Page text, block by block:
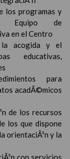
los programas y
Equipo de
en el Centro
la acogida y el
educativas,
para
acadÃ©micos
de los recursos
los que dispone
orientaciÃ³n y la
con servicios